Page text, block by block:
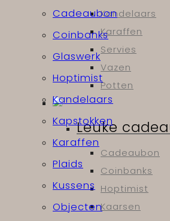
Kandelaars
Karaffen
Servies
Vazen
Potten
Leuke
Cadeaubon
Coinbanks
Hoptimist
Kaarsen
Cadeaubon
Coinbanks
Glaswerk
Hoptimist
Kandelaars
Kapstokken
Karaffen
Plaids
Kussens
Objecten